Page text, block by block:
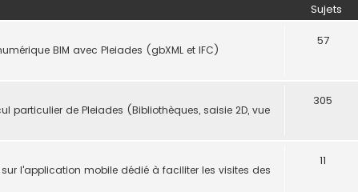
Sujets
BIM avec Pleiades (gbXML et IFC)
57
particulier de Pleiades (Bibliothèques, saisie 2D, vue
305
l'application mobile dédié à faciliter les visites des
11